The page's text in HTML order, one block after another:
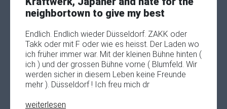
neighbortown to give my best
Endlich. Endlich wieder Düsseldorf. ZAKK oder
Takk oder mit F oder wie es heisst. Der Laden wo
ich früher immer war. Mit der kleinen Bühne hinten (
ich ) und der grossen Bühne vorne ( Blumfeld. Wir
werden sicher in diesem Leben keine Freunde
mehr ). Düsseldorf ! Ich freu mich dr
weiterlesen